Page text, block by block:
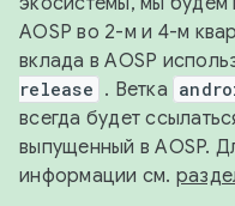
AOSP во 2-м и 4-м
вклада в AOSP
release . Ветка
всегда будет
выпущенный в AOSP.
информации см.